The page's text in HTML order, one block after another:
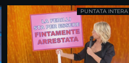
PUNTATA INTERA